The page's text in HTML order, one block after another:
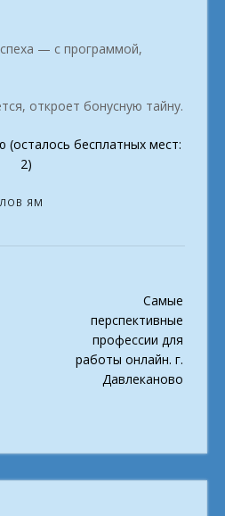
— с программой,
откроет бонусную тайну.
(осталось бесплатных мест:
2)
ЯМ
Самые
перспективные
профессии для
работы онлайн. г.
Давлеканово